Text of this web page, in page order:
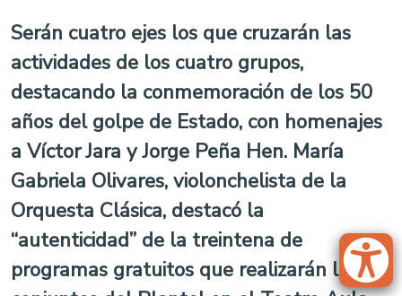
Serán cuatro ejes los que cruzarán las
actividades de los cuatro grupos,
destacando la conmemoración de los 50
años del golpe de Estado, con homenajes
a Víctor Jara y Jorge Peña Hen. María
Gabriela Olivares, violonchelista de la
Orquesta Clásica, destacó la
“autenticidad” de la treintena de
programas gratuitos que realizarán los